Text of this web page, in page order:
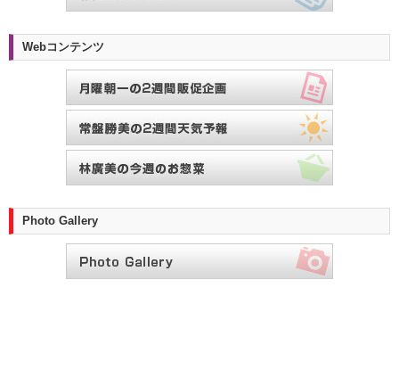
Webコンテンツ
Photo Gallery